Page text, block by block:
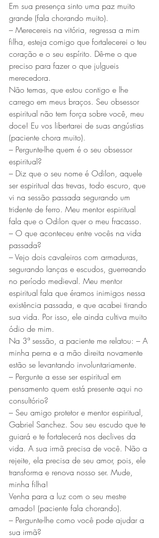
Em sua presença sinto uma paz muito
grande (fala chorando muito).
– Merecereis na vitória, regressa a mim
filha, esteja comigo que fortalecerei o teu
coração e o seu espírito. Dê-me o que
preciso para fazer o que julgueis
merecedora.
Não temas, que estou contigo e lhe
carrego em meus braços. Seu obsessor
espiritual não tem força sobre você, meu
doce! Eu vos libertarei de suas angústias
(paciente chora muito).
– Pergunte-lhe quem é o seu obsessor
espiritual?
– Diz que o seu nome é Odilon, aquele
ser espiritual das trevas, todo escuro, que
vi na sessão passada segurando um
tridente de ferro. Meu mentor espiritual
fala que o Odilon quer o meu fracasso.
– O que aconteceu entre vocês na vida
passada?
– Vejo dois cavaleiros com armaduras,
segurando lanças e escudos, guerreando
no período medieval. Meu mentor
espiritual fala que éramos inimigos nessa
existência passada, e que acabei tirando
sua vida. Por isso, ele ainda cultiva muito
ódio de mim.
Na 3ª sessão, a paciente me relatou: – A
minha perna e a mão direita novamente
estão se levantando involuntariamente.
– Pergunte a esse ser espiritual em
pensamento quem está presente aqui no
consultório?
– Seu amigo protetor e mentor espiritual,
Gabriel Sanchez. Sou seu escudo que te
guiará e te fortalecerá nos declives da
vida. A sua irmã precisa de você. Não a
rejeite, ela precisa de seu amor, pois, ele
transforma e renova nosso ser. Mude,
minha filha!
Venha para a luz com o seu mestre
amado! (paciente fala chorando).
– Pergunte-lhe como você pode ajudar a
sua irmã?